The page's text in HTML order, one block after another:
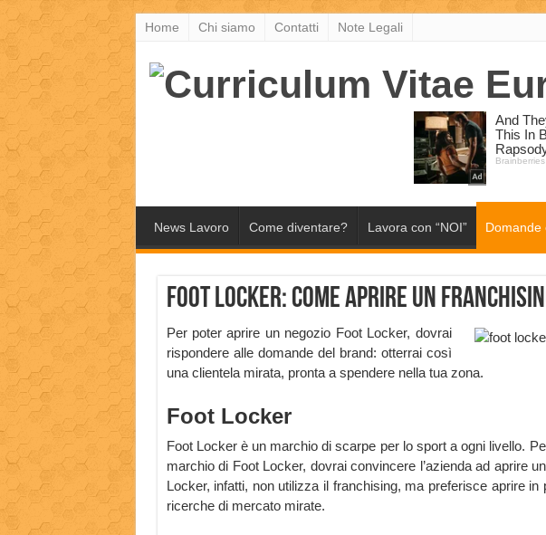
Home Chi siamo Contatti Note Legali
News Lavoro Come diventare? Lavora con “NOI” Domande
Foot Locker: come aprire un
Per poter aprire un negozio Foot Locker, dovrai
rispondere alle domande del brand: otterrai così
una clientela mirata, pronta a spendere nella tua zona.
Foot Locker
Foot Locker è un marchio di scarpe per lo sport a ogni livello.
marchio di Foot Locker, dovrai convincere l’azienda ad aprire
Locker, infatti, non utilizza il franchising, ma preferisce aprire
ricerche di mercato mirate.